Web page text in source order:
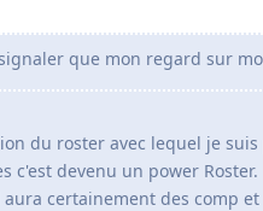
que mon regard sur
du roster avec lequel je
c'est devenu un power Roster.
aura certainement des comp